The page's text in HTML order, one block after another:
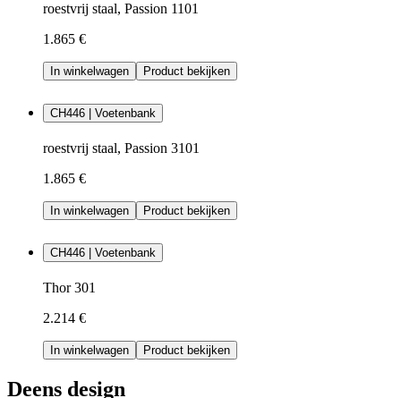
roestvrij staal, Passion 1101
1.865 €
In winkelwagen Product bekijken
CH446 | Voetenbank
roestvrij staal, Passion 3101
1.865 €
In winkelwagen Product bekijken
CH446 | Voetenbank
Thor 301
2.214 €
In winkelwagen Product bekijken
Deens design